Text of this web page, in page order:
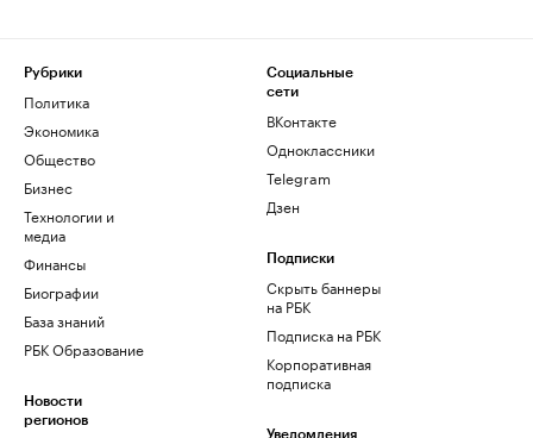
Рубрики
Политика
Экономика
Общество
Бизнес
Технологии и
медиа
Финансы
Биографии
База знаний
РБК Образование
Новости
регионов
Социальные
сети
ВКонтакте
Одноклассники
Telegram
Дзен
Подписки
Скрыть баннеры
на РБК
Подписка на РБК
Корпоративная
подписка
Уведомления